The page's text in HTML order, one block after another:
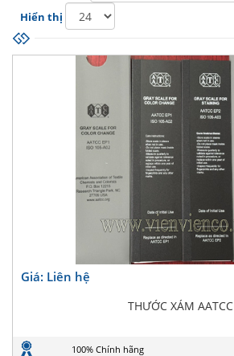
Hiển thị
Giá: Liên hệ
THƯỚC XÁM AATCC
100% Chính hãng